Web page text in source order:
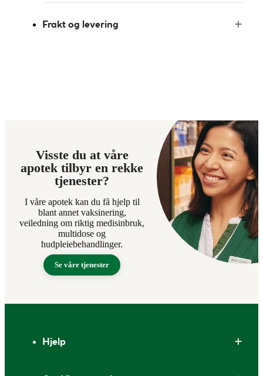
Frakt og levering
Visste du at våre
apotek tilbyr en rekke
tjenester?
I våre apotek kan du få hjelp til
blant annet vaksinering,
veiledning om riktig medisinbruk,
multidose og
hudpleiebehandlinger.
Se våre tjenester
Hjelp